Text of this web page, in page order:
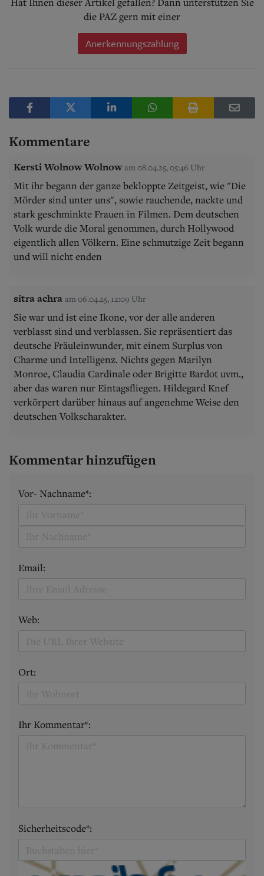
die PAZ gern mit einer
Anerkennungszahlung
Kommentare
Kersti Wolnow Wolnow am 08.04.25, 05:46 Uhr
Mit ihr begann der ganze bekloppte Zeitgeist, wie "Die
Mörder sind unter uns", sowie rauchende, nackte und
stark geschminkte Frauen in Filmen. Dem deutschen
Volk wurde die Moral genommen, durch Hollywood
eigentlich allen Völkern. Eine schmutzige Zeit begann
und will nicht enden
sitra achra am 06.04.25, 12:09 Uhr
Sie war und ist eine Ikone, vor der alle anderen
verblasst sind und verblassen. Sie repräsentiert das
deutsche Fräuleinwunder, mit einem Surplus von
Charme und Intelligenz. Nichts gegen Marilyn
Monroe, Claudia Cardinale oder Brigitte Bardot uvm.,
aber das waren nur Eintagsfliegen. Hildegard Knef
verkörpert darüber hinaus auf angenehme Weise den
deutschen Volkscharakter.
Kommentar hinzufügen
Vor- Nachname*:
Email:
Web:
Ort:
Ihr Kommentar*:
Sicherheitscode*: